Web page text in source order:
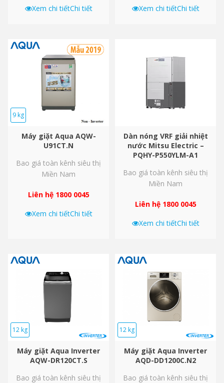
Xem chi tiếtChi tiết
Xem chi tiếtChi tiết
9 kg
Máy giặt Aqua AQW-
U91CT.N
Bao giá toàn kênh siêu thị
Miền Nam
Liên hệ 1800 0045
Xem chi tiếtChi tiết
Dàn nóng VRF giải nhiệt
nước Mitsu Electric –
PQHY-P550YLM-A1
Bao giá toàn kênh siêu thị
Miền Nam
Liên hệ 1800 0045
Xem chi tiếtChi tiết
12 kg
Máy giặt Aqua Inverter
AQW-DR120CT.S
Bao giá toàn kênh siêu thị
12 kg
Máy giặt Aqua Inverter
AQD-DD1200C.N2
Bao giá toàn kênh siêu thị